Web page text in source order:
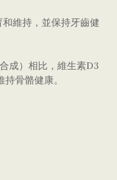
維持，並保持牙齒健
成）相比，維生素D3
骨骼健康。